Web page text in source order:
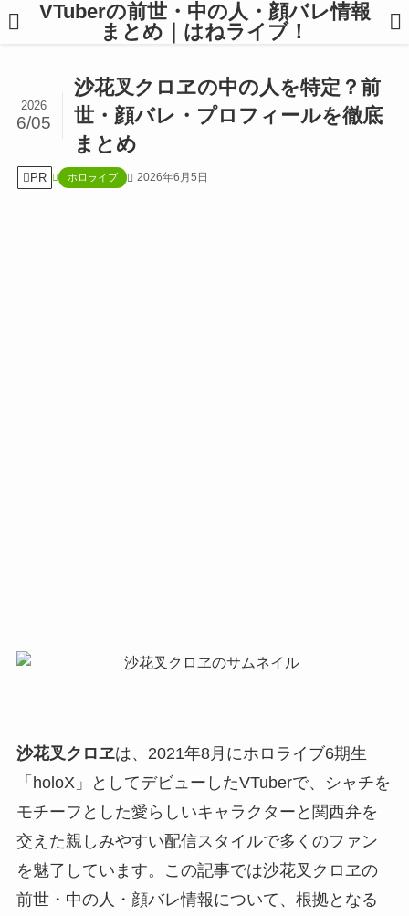
VTuberの前世・中の人・顔バレ情報
まとめ｜はねライブ！
沙花叉クロヱの中の人を特定？前
世・顔バレ・プロフィールを徹底
まとめ
2026
6/05
PR ホロライブ 2026年6月5日
沙花叉クロヱは、2021年8月にホロライブ6期生
「holoX」としてデビューしたVTuberで、シャチを
モチーフとした愛らしいキャラクターと関西弁を
交えた親しみやすい配信スタイルで多くのファン
を魅了しています。この記事では沙花叉クロヱの
前世・中の人・顔バレ情報について、根拠となる